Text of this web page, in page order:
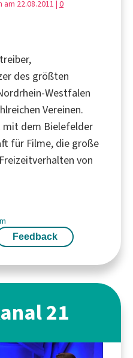
22.08.2011 | 0
des größten
Westfalen
Vereinen.
mit dem Bielefelder
für Filme, die große
von
Feedback
21